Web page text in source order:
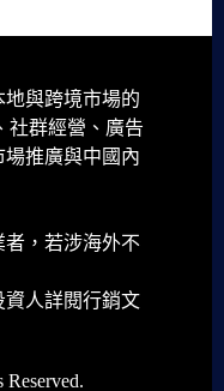
與跨境市場的
社群經營、廣告
推廣與中國內
，若涉海外不
資人詳閱行銷文